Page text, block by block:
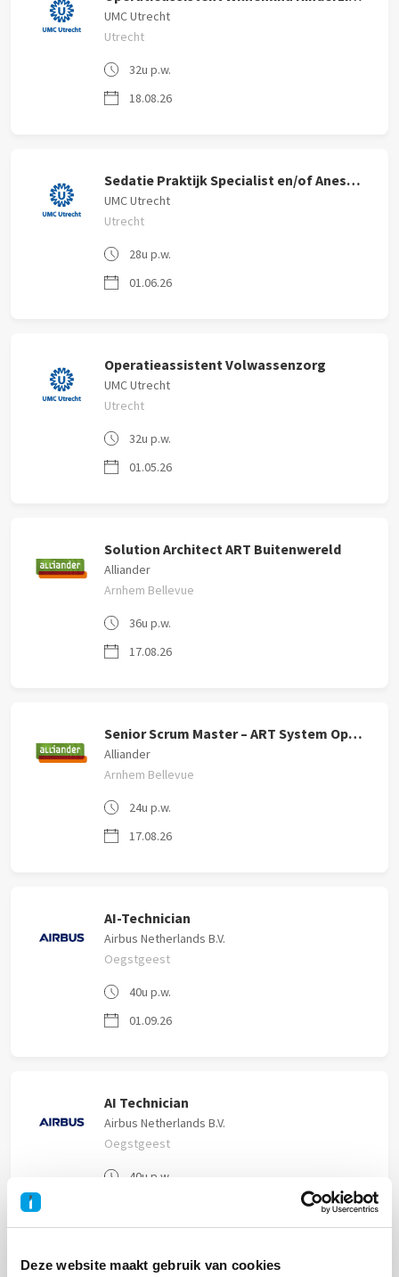
Deze website maakt gebruik van cookies
UMC Utrecht
Utrecht
32u p.w.
18.08.26
Sedatie Praktijk Specialist en/of Anesthesiemedewerker 24-36u
UMC Utrecht
Utrecht
28u p.w.
01.06.26
Operatieassistent Volwassenzorg
UMC Utrecht
Utrecht
32u p.w.
01.05.26
Solution Architect ART Buitenwereld
Alliander
Arnhem Bellevue
36u p.w.
17.08.26
Senior Scrum Master – ART System Operations
Alliander
Arnhem Bellevue
24u p.w.
17.08.26
AI-Technician
Airbus Netherlands B.V.
Oegstgeest
40u p.w.
01.09.26
AI Technician
Airbus Netherlands B.V.
Oegstgeest
40u p.w.